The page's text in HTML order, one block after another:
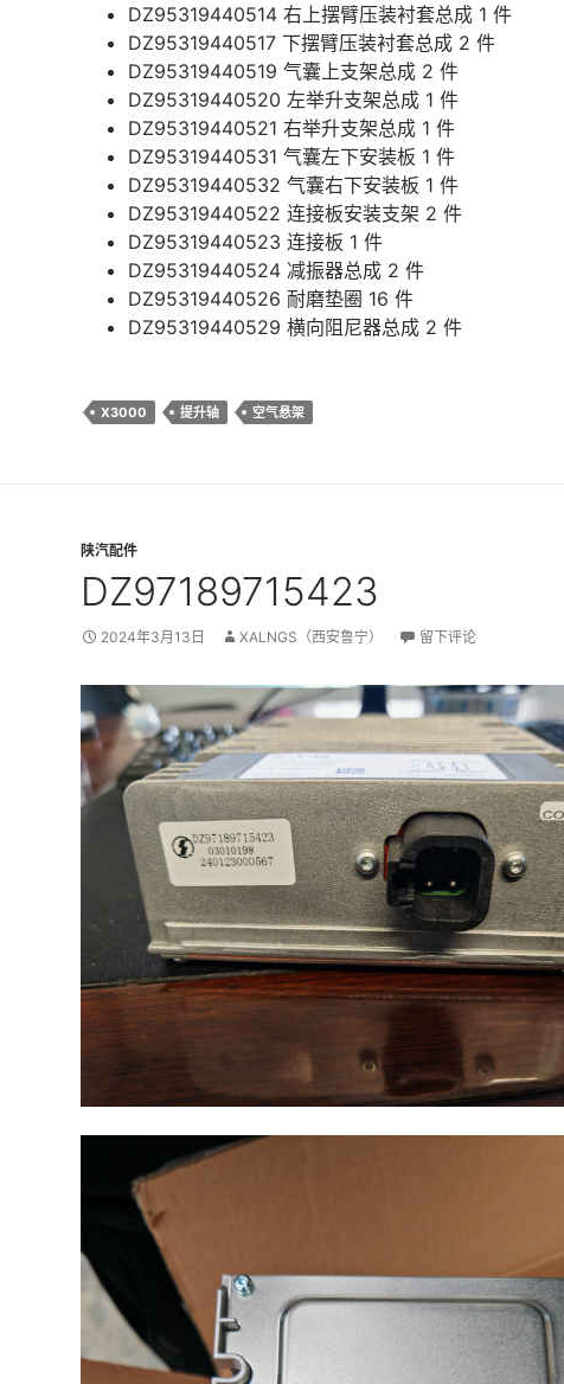
DZ95319440514 右上摆臂压装衬套总成 1 件
DZ95319440517 下摆臂压装衬套总成 2 件
DZ95319440519 气囊上支架总成 2 件
DZ95319440520 左举升支架总成 1 件
DZ95319440521 右举升支架总成 1 件
DZ95319440531 气囊左下安装板 1 件
DZ95319440532 气囊右下安装板 1 件
DZ95319440522 连接板安装支架 2 件
DZ95319440523 连接板 1 件
DZ95319440524 减振器总成 2 件
DZ95319440526 耐磨垫圈 16 件
DZ95319440529 横向阻尼器总成 2 件
X3000 提升轴 空气悬架
陕汽配件
DZ97189715423
2024年3月13日 XALNGS（西安鲁宁） 留下评论